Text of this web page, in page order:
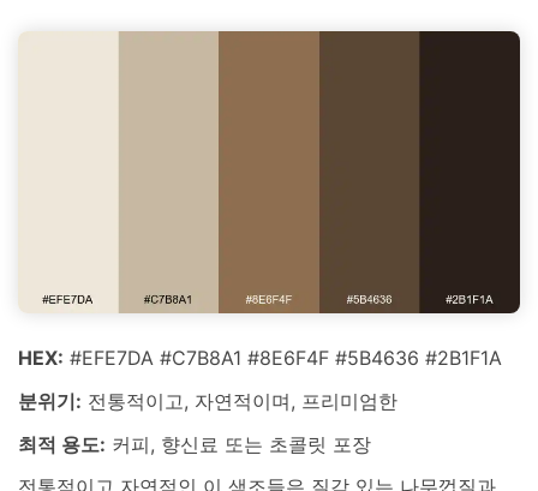
HEX: #EFE7DA #C7B8A1 #8E6F4F #5B4636 #2B1F1A
분위기: 전통적이고, 자연적이며, 프리미엄한
최적 용도: 커피, 향신료 또는 초콜릿 포장